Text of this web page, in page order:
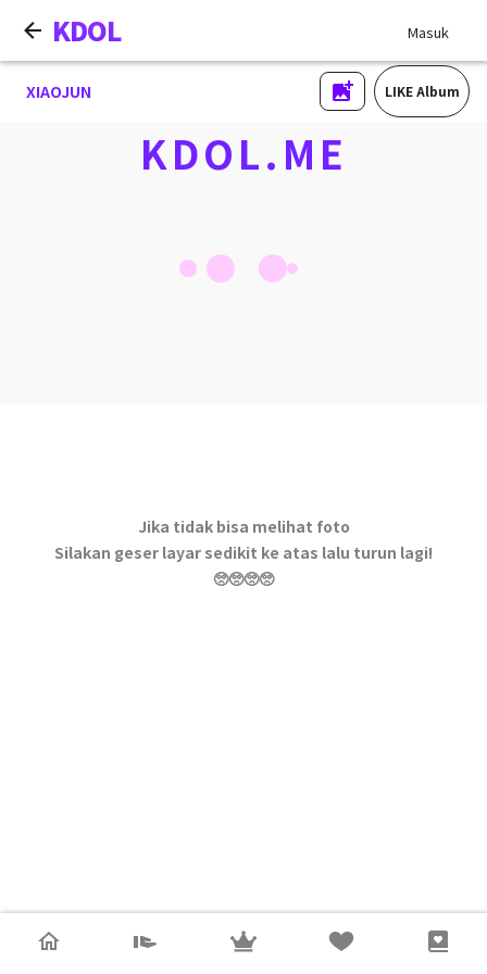
KDOL Masuk
XIAOJUN LIKE Album
KDOL.ME
Jika tidak bisa melihat foto
Silakan geser layar sedikit ke atas lalu turun lagi!
🥺🥺🥺🥺